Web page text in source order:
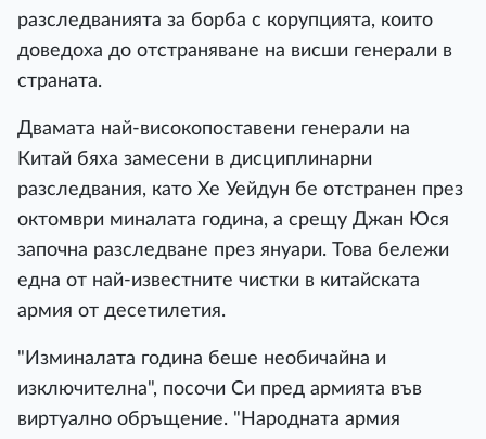
разследванията за борба с корупцията, които
доведоха до отстраняване на висши генерали в
страната.
Двамата най-високопоставени генерали на
Китай бяха замесени в дисциплинарни
разследвания, като Хе Уейдун бе отстранен през
октомври миналата година, а срещу Джан Юся
започна разследване през януари. Това бележи
една от най-известните чистки в китайската
армия от десетилетия.
"Изминалата година беше необичайна и
изключителна", посочи Си пред армията във
виртуално обръщение. "Народната армия